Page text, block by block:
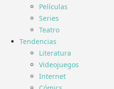
Películas
Series
Teatro
Tendencias
Literatura
Videojuegos
Internet